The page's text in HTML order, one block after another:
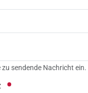
zu sendende Nachricht ein.